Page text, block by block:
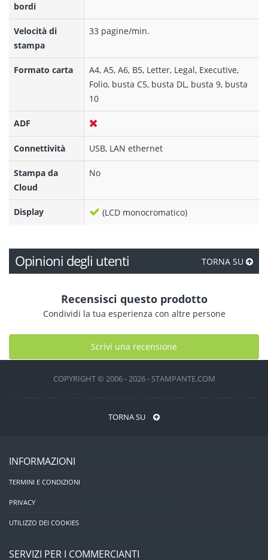
bordi
Velocità di
stampa
33 pagine/min.
Formato carta
A4, A5, A6, B5, Letter, Legal, Executive,
Folio, busta C5, busta DL, busta 9, busta
10
ADF
Connettività USB, LAN ethernet
Stampa da
Cloud
No
Display (LCD monocromatico)
Opinioni degli utenti TORNA SU
Recensisci questo prodotto
Condividi la tua esperienza con altre persone
Scrivi una recensione
COPYRIGHT © 2006 - 2026 - STAMPANTE.COM
TORNA SU
INFORMAZIONI
TERMINI E CONDIZIONI
PRIVACY
UTILIZZO DEI COOKIES
SERVIZI PER I COMMERCIANTI